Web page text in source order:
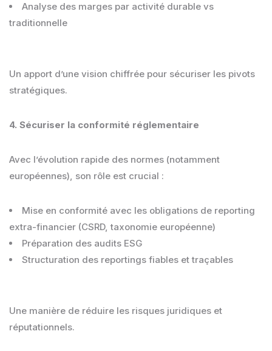
Analyse des marges par activité durable vs
traditionnelle
Un apport d’une vision chiffrée pour sécuriser les pivots
stratégiques.
4. Sécuriser la conformité réglementaire
Avec l’évolution rapide des normes (notamment
européennes), son rôle est crucial :
Mise en conformité avec les obligations de reporting
extra-financier (CSRD, taxonomie européenne)
Préparation des audits ESG
Structuration des reportings fiables et traçables
Une manière de réduire les risques juridiques et
réputationnels.